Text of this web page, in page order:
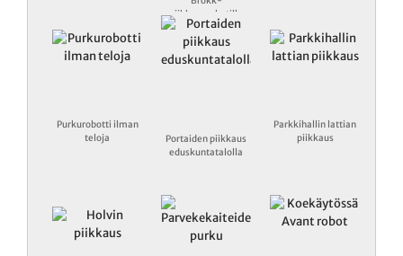
piikkausrobotilla
Purkurobotti ilman
teloja
Portaiden piikkaus
eduskuntatalolla
Parkkihallin lattian
piikkaus